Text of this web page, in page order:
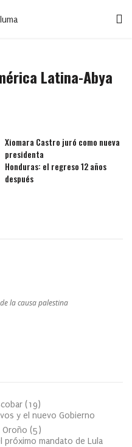
Latina-Abya
Xiomara Castro juró como nueva
presidenta
Honduras: el regreso 12 años
después
la causa palestina
(19)
y el nuevo Gobierno
Oroño (5)
próximo mandato de Lula